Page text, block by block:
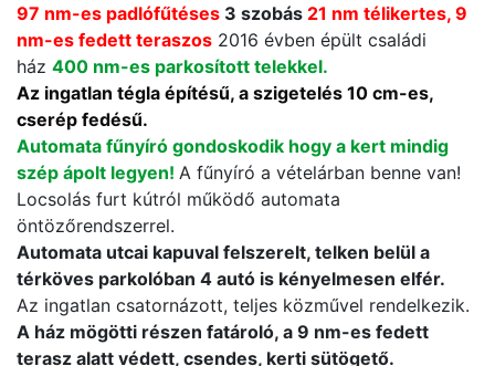
97 nm-es padlófűtéses 3 szobás 21 nm télikertes, 9
nm-es fedett teraszos 2016 évben épült családi
ház 400 nm-es parkosított telekkel.
Az ingatlan tégla építésű, a szigetelés 10 cm-es,
cserép fedésű.
Automata fűnyíró gondoskodik hogy a kert mindig
szép ápolt legyen! A fűnyíró a vételárban benne van!
Locsolás furt kútról működő automata
öntözőrendszerrel.
Automata utcai kapuval felszerelt, telken belül a
térköves parkolóban 4 autó is kényelmesen elfér.
Az ingatlan csatornázott, teljes közművel rendelkezik.
A ház mögötti részen fatároló, a 9 nm-es fedett
terasz alatt védett, csendes, kerti sütögető.